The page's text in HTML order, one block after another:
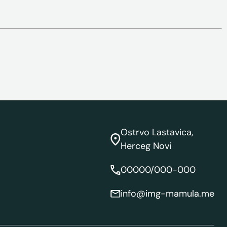
Ostrvo Lastavica,
Herceg Novi
00000/000-000
info@img-mamula.me